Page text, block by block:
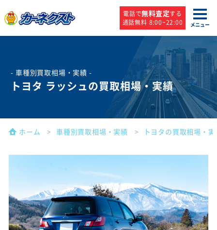
電話で無料査定する
通話無料 8:00~22:00
メニュー
- 車種別買取相場・実績 -
トヨタ ラッシュの買取相場・実績
ホーム 車種別買取相場・実績 トヨタの買取相場・